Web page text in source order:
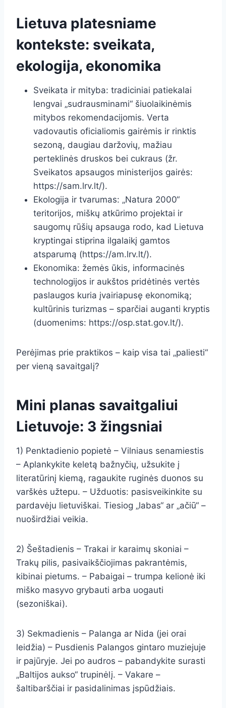
Lietuva platesniame
kontekste: sveikata,
ekologija, ekonomika
Sveikata ir mityba: tradiciniai patiekalai
lengvai „sudrausminami“ šiuolaikinėmis
mitybos rekomendacijomis. Verta
vadovautis oficialiomis gairėmis ir rinktis
sezoną, daugiau daržovių, mažiau
perteklinės druskos bei cukraus (žr.
Sveikatos apsaugos ministerijos gairės:
https://sam.lrv.lt/).
Ekologija ir tvarumas: „Natura 2000“
teritorijos, miškų atkūrimo projektai ir
saugomų rūšių apsauga rodo, kad Lietuva
kryptingai stiprina ilgalaikį gamtos
atsparumą (https://am.lrv.lt/).
Ekonomika: žemės ūkis, informacinės
technologijos ir aukštos pridėtinės vertės
paslaugos kuria įvairiapusę ekonomiką;
kultūrinis turizmas – sparčiai auganti kryptis
(duomenims: https://osp.stat.gov.lt/).
Perėjimas prie praktikos – kaip visa tai „paliesti“
per vieną savaitgalį?
Mini planas savaitgaliui
Lietuvoje: 3 žingsniai
1) Penktadienio popietė – Vilniaus senamiestis
– Aplankykite keletą bažnyčių, užsukite į
literatūrinį kiemą, ragaukite ruginės duonos su
varškės užtepu. – Užduotis: pasisveikinkite su
pardavėju lietuviškai. Tiesiog „labas“ ar „ačiū“ –
nuoširdžiai veikia.
2) Šeštadienis – Trakai ir karaimų skoniai –
Trakų pilis, pasivaikščiojimas pakrantėmis,
kibinai pietums. – Pabaigai – trumpa kelionė iki
miško masyvo grybauti arba uogauti
(sezoniškai).
3) Sekmadienis – Palanga ar Nida (jei orai
leidžia) – Pusdienis Palangos gintaro muziejuje
ir pajūryje. Jei po audros – pabandykite surasti
„Baltijos aukso“ trupinėlį. – Vakare –
šaltibarščiai ir pasidalinimas įspūdžiais.